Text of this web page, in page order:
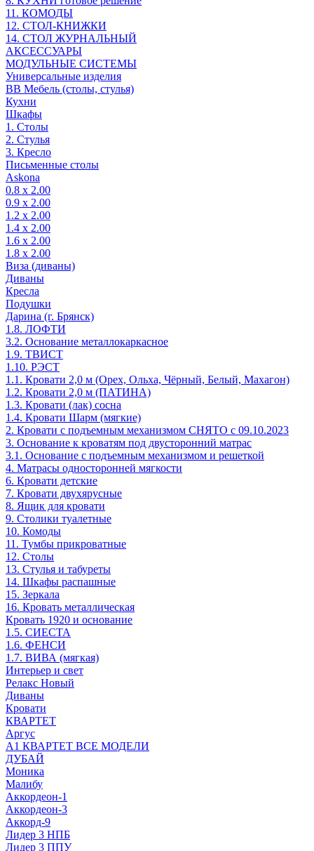
11. КОМОДЫ
12. СТОЛ-КНИЖКИ
14. СТОЛ ЖУРНАЛЬНЫЙ
АКСЕССУАРЫ
МОДУЛЬНЫЕ СИСТЕМЫ
Универсальные изделия
ВВ Мебель (столы, стулья)
Кухни
Шкафы
1. Столы
2. Стулья
3. Кресло
Письменные столы
Askona
0.8 х 2.00
0.9 х 2.00
1.2 х 2.00
1.4 х 2.00
1.6 х 2.00
1.8 х 2.00
Виза (диваны)
Диваны
Кресла
Подушки
Дарина (г. Брянск)
1.8. ЛОФТИ
3.2. Основание металлокаркасное
1.9. ТВИСТ
1.10. РЭСТ
1.1. Кровати 2,0 м (Орех, Ольха, Чёрный, Белый, Махагон)
1.2. Кровати 2,0 м (ПАТИНА)
1.3. Кровати (лак) сосна
1.4. Кровати Шарм (мягкие)
2. Кровати с подъемным механизмом СНЯТО с 09.10.2023
3. Основание к кроватям под двусторонний матрас
3.1. Основание с подъемным механизмом и решеткой
4. Матрасы односторонней мягкости
6. Кровати детские
7. Кровати двухярусные
8. Ящик для кровати
9. Столики туалетные
10. Комоды
11. Тумбы прикроватные
12. Столы
13. Стулья и табуреты
14. Шкафы распашные
15. Зеркала
16. Кровать металлическая
Кровать 1920 и основание
1.5. СИЕСТА
1.6. ФЕНСИ
1.7. ВИВА (мягкая)
Интерьер и свет
Релакс Новый
Диваны
Кровати
КВАРТЕТ
Аргус
А1 КВАРТЕТ ВСЕ МОДЕЛИ
ДУБАЙ
Моника
Малибу
Аккордеон-1
Аккордеон-3
Аккорд-9
Лидер 3 НПБ
Лидер 3 ППУ